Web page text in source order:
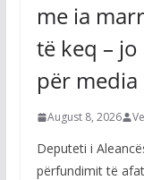
me ia
të keq –
për media
August 8, 2026
Deputeti i
përfundimit të